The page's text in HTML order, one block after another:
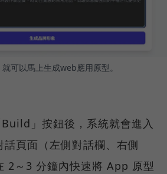
可以馬上生成web應用原型。
」按鈕後，系統就會進入
頁面（左側對話欄、右側
2～3 分鐘內快速將 App 原型